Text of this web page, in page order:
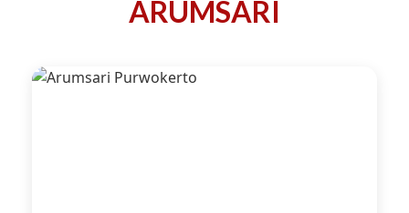
ARUMSARI